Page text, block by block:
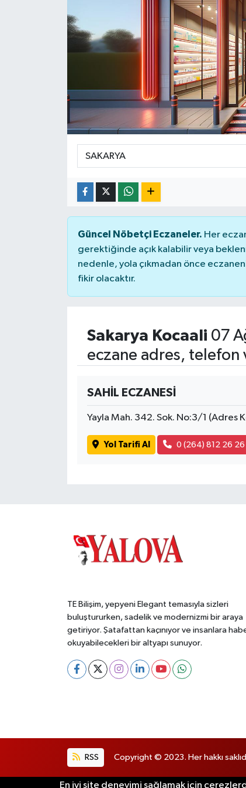
Güncel Nöbetçi Eczaneler. Her
gerektiğinde açık kalabilir veya
nedenle, yola çıkmadan önce
fikir olacaktır.
Sakarya Kocaali 07
eczane adres, telefon
SAHİL ECZANESİ
Yayla Mah. 342. Sok. No:3/1 (Adres
Yol Tarifi Al 0 (264) 812 26 26
TE Bilişim, yepyeni Elegant temasıyla sizleri
buluştururken, sadelik ve modernizmi bir araya
getiriyor. Şatafattan kaçınıyor ve insanlara
okuyabilecekleri bir altyapı sunuyor.
RSS Copyright © 2023. Her hakkı
En iyi site deneyimi sağlamak için
RESMİ İLAN